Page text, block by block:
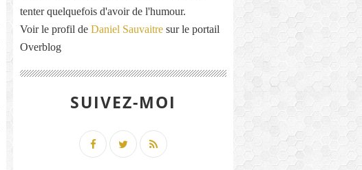
tenter quelquefois d'avoir de l'humour.
Voir le profil de Daniel Sauvaitre sur le portail
Overblog
SUIVEZ-MOI